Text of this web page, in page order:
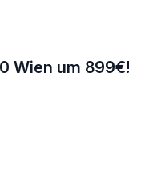
Wien um 899€!